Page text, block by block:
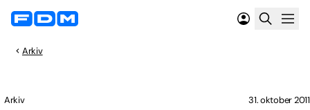
Arkiv
Arkiv 31. oktober 2011